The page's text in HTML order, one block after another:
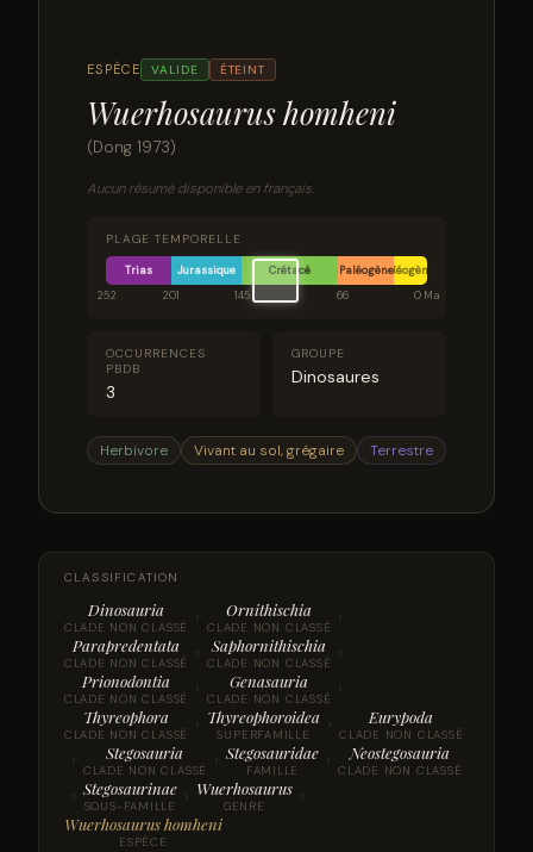
ESPÈCE VALIDE ÉTEINT
Wuerhosaurus homheni
(Dong 1973)
Aucun résumé disponible en français.
PLAGE TEMPORELLE
Trias Jurassique Crétacé PaléogèneNéogène
252
201 145 66 0 Ma
OCCURRENCES
PBDB
3
GROUPE
Dinosaures
Herbivore Vivant au sol, grégaire Terrestre
CLASSIFICATION
Dinosauria
CLADE NON CLASSÉ › Ornithischia
CLADE NON CLASSÉ ›
Parapredentata
CLADE NON CLASSÉ › Saphornithischia
CLADE NON CLASSÉ ›
Prionodontia
CLADE NON CLASSÉ › Genasauria
CLADE NON CLASSÉ ›
Thyreophora
CLADE NON CLASSÉ › Thyreophoroidea
SUPERFAMILLE › Eurypoda
CLADE NON CLASSÉ
› Stegosauria
CLADE NON CLASSÉ › Stegosauridae
FAMILLE › Neostegosauria
CLADE NON CLASSÉ
› Stegosaurinae
SOUS-FAMILLE › Wuerhosaurus
GENRE ›
Wuerhosaurus homheni
ESPÈCE